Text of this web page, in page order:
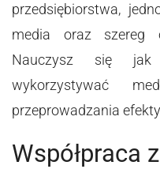
przedsiębiorstwa,
media oraz szereg
Nauczysz się
wykorzystywać
przeprowadzania
Współpraca